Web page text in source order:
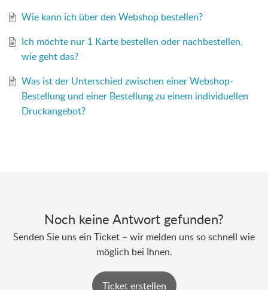
Wie kann ich über den Webshop bestellen?
Ich möchte nur 1 Karte bestellen oder nachbestellen,
wie geht das?
Was ist der Unterschied zwischen einer Webshop-
Bestellung und einer Bestellung zu einem individuellen
Druckangebot?
Noch keine Antwort gefunden?
Senden Sie uns ein Ticket – wir melden uns so schnell wie
möglich bei Ihnen.
Ticket erstellen